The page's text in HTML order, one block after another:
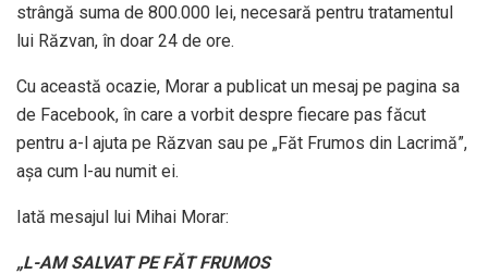
strângă suma de 800.000 lei, necesară pentru tratamentul
lui Răzvan, în doar 24 de ore.
Cu această ocazie, Morar a publicat un mesaj pe pagina sa
de Facebook, în care a vorbit despre fiecare pas făcut
pentru a-l ajuta pe Răzvan sau pe „Făt Frumos din Lacrimă”,
așa cum l-au numit ei.
Iată mesajul lui Mihai Morar:
„L-AM SALVAT PE FĂT FRUMOS